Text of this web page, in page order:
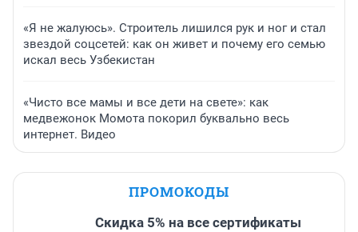
«Я не жалуюсь». Строитель лишился рук и ног и стал
звездой соцсетей: как он живет и почему его семью
искал весь Узбекистан
«Чисто все мамы и все дети на свете»: как
медвежонок Момота покорил буквально весь
интернет. Видео
ПРОМОКОДЫ
Скидка 5% на все сертификаты